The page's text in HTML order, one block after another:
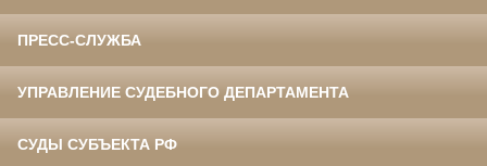
ПРЕСС-СЛУЖБА
УПРАВЛЕНИЕ СУДЕБНОГО ДЕПАРТАМЕНТА
СУДЫ СУБЪЕКТА РФ